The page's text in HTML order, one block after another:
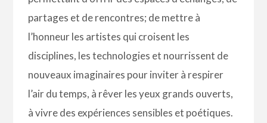
partages et de rencontres; de mettre à
l’honneur les artistes qui croisent les
disciplines, les technologies et nourrissent de
nouveaux imaginaires pour inviter à respirer
l’air du temps, à rêver les yeux grands ouverts,
à vivre des expériences sensibles et poétiques.